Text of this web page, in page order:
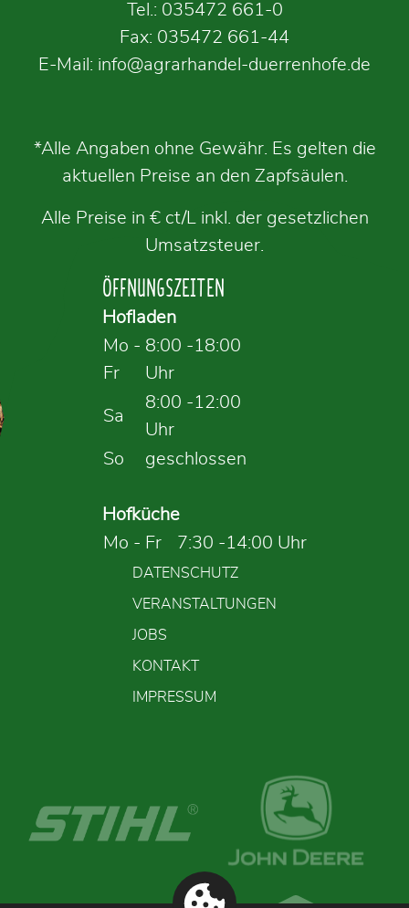
Tel.: 035472 661-0
Fax: 035472 661-44
E-Mail: info@agrarhandel-duerrenhofe.de
*Alle Angaben ohne Gewähr. Es gelten die
aktuellen Preise an den Zapfsäulen.
Alle Preise in € ct/L inkl. der gesetzlichen
Umsatzsteuer.
ÖFFNUNGSZEITEN
Hofladen
Mo -
Fr
8:00 -18:00
Uhr
Sa
8:00 -12:00
Uhr
So
geschlossen
Hofküche
Mo - Fr
7:30 -14:00 Uhr
DATENSCHUTZ
VERANSTALTUNGEN
JOBS
KONTAKT
IMPRESSUM